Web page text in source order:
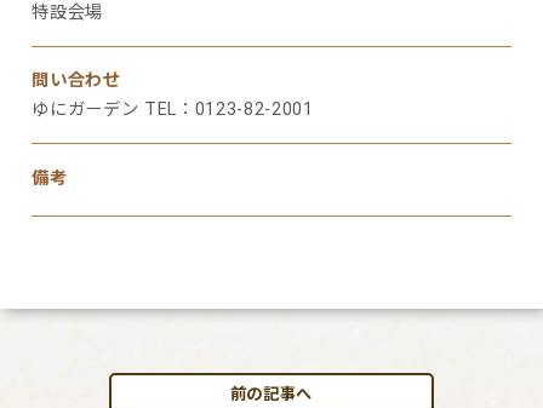
特設会場
問い合わせ
ゆにガーデン TEL：0123-82-2001
備考
前の記事へ